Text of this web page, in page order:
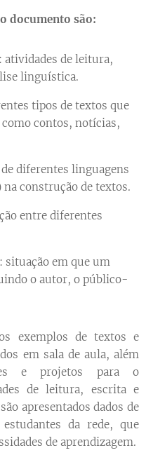
documento são:
: atividades de leitura,
linguística.
tipos de textos que
contos, notícias,
de diferentes linguagens
construção de textos.
entre diferentes
: situação em que um
o autor, o público-
exemplos de textos e
em sala de aula, além
e projetos para o
de leitura, escrita e
apresentados dados de
da rede, que
de aprendizagem.